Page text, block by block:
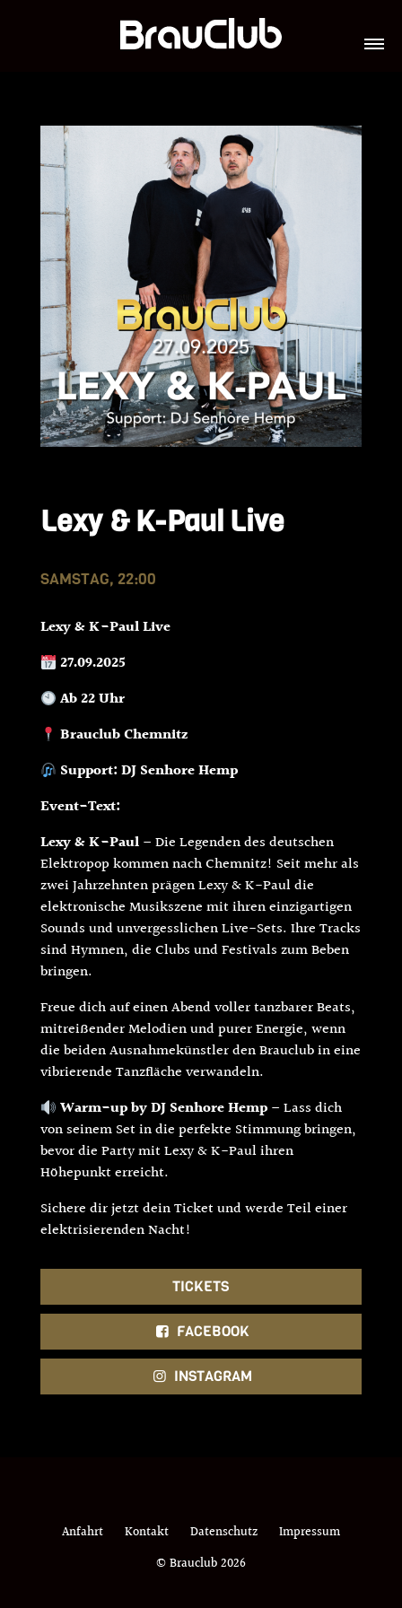
Lexy & K-Paul Live
SAMSTAG, 22:00
Lexy & K-Paul Live
27.09.2025
Ab 22 Uhr
Brauclub Chemnitz
Support: DJ Senhore Hemp
Event-Text:
Lexy & K-Paul– Die Legenden des deutschen
Elektropop kommen nach Chemnitz! Seit mehr als
zwei Jahrzehnten prägen Lexy & K-Paul die
elektronische Musikszene mit ihren einzigartigen
Sounds und unvergesslichen Live-Sets. Ihre Tracks
sind Hymnen, die Clubs und Festivals zum Beben
bringen.
Freue dich auf einen Abend voller tanzbarer Beats,
mitreißender Melodien und purer Energie, wenn
die beiden Ausnahmekünstler den Brauclub in eine
vibrierende Tanzfläche verwandeln.
Warm-up by DJ Senhore Hemp – Lass dich
von seinem Set in die perfekte Stimmung bringen,
bevor die Party mit Lexy & K-Paul ihren
Höhepunkt erreicht.
Sichere dir jetzt dein Ticket und werde Teil einer
elektrisierenden Nacht!
TICKETS
FACEBOOK
INSTAGRAM
GALERIE
TEAM
VIP-LOUNGES
JOBS
Anfahrt Kontakt Datenschutz
Impressum
© Brauclub 2026